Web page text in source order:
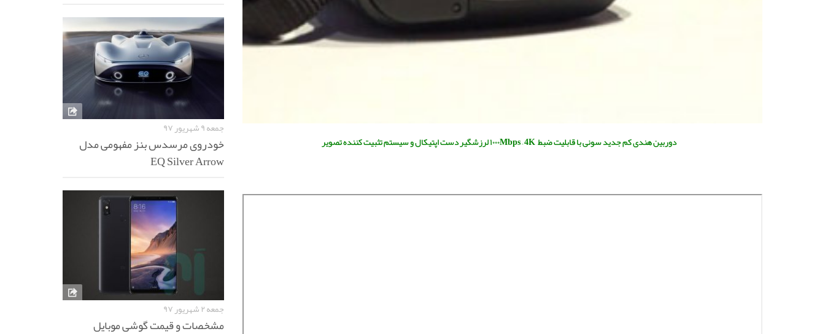
دوربین هندی کم جدید سونی با قابلیت ضبط ۱۰۰۰Mbps – 4K لرزشگیر دست اپتیکال و سیستم تثبیت کننده تصویر
جمعه ۹ شهریور ۹۷
خودروی مرسدس بنز مفهومی مدل
EQ Silver Arrow
جمعه ۲ شهریور ۹۷
مشخصات و قیمت گوشی موبایل